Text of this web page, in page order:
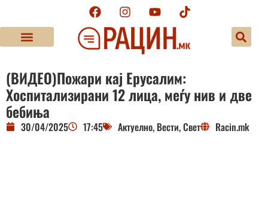
(ВИДЕО)Пожари кај Ерусалим:
Хоспитализирани 12 лица, меѓу нив и две
бебиња
30/04/2025 17:45 Актуелно, Вести,Свет Racin.mk